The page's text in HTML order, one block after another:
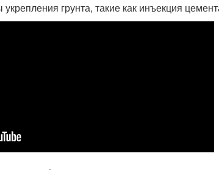
грунта, такие как инъекция